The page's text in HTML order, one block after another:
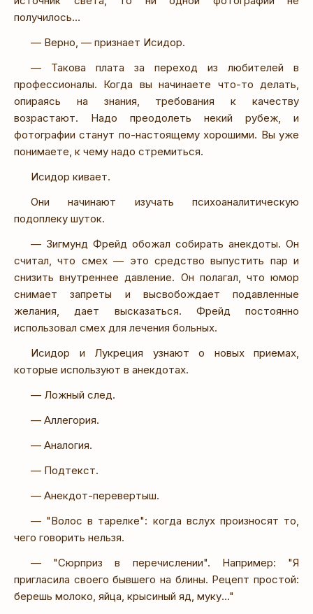
получилось…
— Верно, — признает Исидор.
— Такова плата за переход из любителей в
профессионалы. Когда вы начинаете что-то делать,
опираясь на знания, требования к качеству
возрастают. Надо преодолеть некий рубеж, и
фотографии станут по-настоящему хорошими. Вы уже
понимаете, к чему надо стремиться.
Исидор кивает.
Они начинают изучать психоаналитическую
подоплеку шуток.
— Зигмунд Фрейд обожал собирать анекдоты. Он
считал, что смех — это средство выпустить пар и
снизить внутреннее давление. Он полагал, что юмор
снимает запреты и высвобождает подавленные
желания, дает высказаться. Фрейд постоянно
использовал смех для лечения больных.
Исидор и Лукреция узнают о новых приемах,
которые используют в анекдотах.
— Ложный след.
— Аллегория.
— Аналогия.
— Подтекст.
— Анекдот-перевертыш.
— "Волос в тарелке": когда вслух произносят то,
чего говорить нельзя.
— "Сюрприз в перечислении". Например: "Я
пригласила своего бывшего на блины. Рецепт простой:
берешь молоко, яйца, крысиный яд, муку…"